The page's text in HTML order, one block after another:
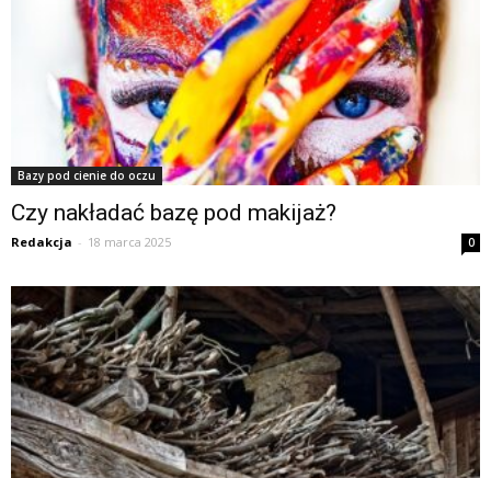
Bazy pod cienie do oczu
Czy nakładać bazę pod makijaż?
Redakcja - 18 marca 2025 0